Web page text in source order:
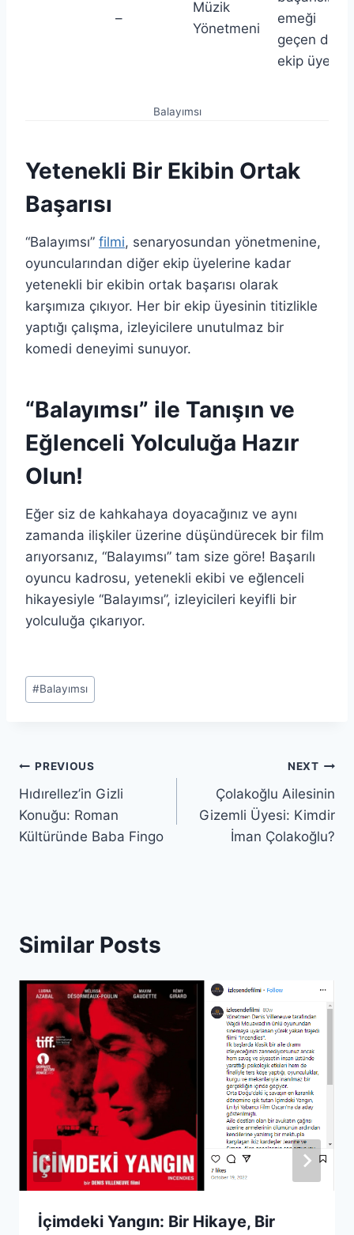
–
Müzik
Yönetmeni
emeği
geçen diğer
ekip üyeleri.
Balayımsı
Yetenekli Bir Ekibin Ortak
Başarısı
“Balayımsı” filmi, senaryosundan yönetmenine,
oyuncularından diğer ekip üyelerine kadar
yetenekli bir ekibin ortak başarısı olarak
karşımıza çıkıyor. Her bir ekip üyesinin titizlikle
yaptığı çalışma, izleyicilere unutulmaz bir
komedi deneyimi sunuyor.
“Balayımsı” ile Tanışın ve
Eğlenceli Yolculuğa Hazır
Olun!
Eğer siz de kahkahaya doyacağınız ve aynı
zamanda ilişkiler üzerine düşündürecek bir film
arıyorsanız, “Balayımsı” tam size göre! Başarılı
oyuncu kadrosu, yetenekli ekibi ve eğlenceli
hikayesiyle “Balayımsı”, izleyicileri keyifli bir
yolculuğa çıkarıyor.
Post
Tags:
#Balayımsı
Post
navigation
PREVIOUS
Hıdırellez’in Gizli
Konuğu: Roman
Kültüründe Baba Fingo
NEXT
Çolakoğlu Ailesinin
Gizemli Üyesi: Kimdir
İman Çolakoğlu?
Similar Posts
İçimdeki Yangın: Bir Hikaye, Bir